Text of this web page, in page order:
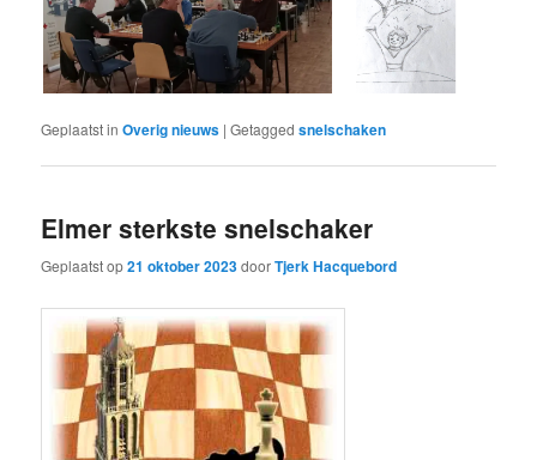
Geplaatst in Overig nieuws |Getagged snelschaken
Elmer sterkste snelschaker
Geplaatst op21 oktober 2023doorTjerk Hacquebord